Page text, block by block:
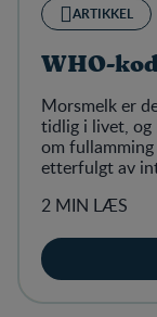
ARTIKKEL
WHO-
Morsmelk er
tidlig i livet,
om
etterfulgt av
2 MIN LÆS